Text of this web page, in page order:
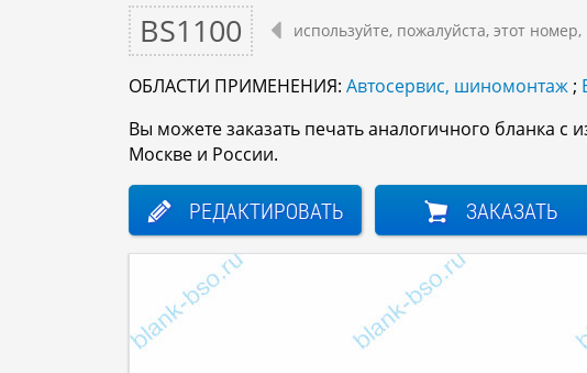
BS1100 используйте, пожалуйста, этот
ОБЛАСТИ ПРИМЕНЕНИЯ: Автосервис, шиномонтаж ;
Вы можете заказать печать аналогичного бланка
Москве и России.
РЕДАКТИРОВАТЬ ЗАКАЗАТЬ